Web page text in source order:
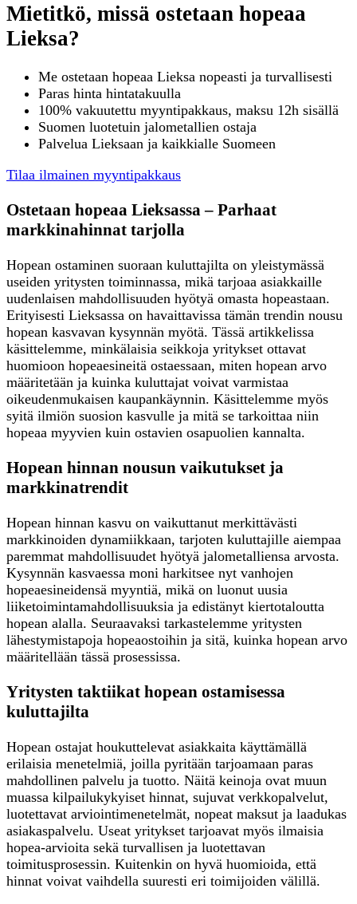
Mietitkö, missä ostetaan hopeaa
Lieksa?
Me ostetaan hopeaa Lieksa nopeasti ja turvallisesti
Paras hinta hintatakuulla
100% vakuutettu myyntipakkaus, maksu 12h sisällä
Suomen luotetuin jalometallien ostaja
Palvelua Lieksaan ja kaikkialle Suomeen
Tilaa ilmainen myyntipakkaus
Ostetaan hopeaa Lieksassa – Parhaat
markkinahinnat tarjolla
Hopean ostaminen suoraan kuluttajilta on yleistymässä
useiden yritysten toiminnassa, mikä tarjoaa asiakkaille
uudenlaisen mahdollisuuden hyötyä omasta hopeastaan.
Erityisesti Lieksassa on havaittavissa tämän trendin nousu
hopean kasvavan kysynnän myötä. Tässä artikkelissa
käsittelemme, minkälaisia seikkoja yritykset ottavat
huomioon hopeaesineitä ostaessaan, miten hopean arvo
määritetään ja kuinka kuluttajat voivat varmistaa
oikeudenmukaisen kaupankäynnin. Käsittelemme myös
syitä ilmiön suosion kasvulle ja mitä se tarkoittaa niin
hopeaa myyvien kuin ostavien osapuolien kannalta.
Hopean hinnan nousun vaikutukset ja
markkinatrendit
Hopean hinnan kasvu on vaikuttanut merkittävästi
markkinoiden dynamiikkaan, tarjoten kuluttajille aiempaa
paremmat mahdollisuudet hyötyä jalometalliensa arvosta.
Kysynnän kasvaessa moni harkitsee nyt vanhojen
hopeaesineidensä myyntiä, mikä on luonut uusia
liiketoimintamahdollisuuksia ja edistänyt kiertotaloutta
hopean alalla. Seuraavaksi tarkastelemme yritysten
lähestymistapoja hopeaostoihin ja sitä, kuinka hopean arvo
määritellään tässä prosessissa.
Yritysten taktiikat hopean ostamisessa
kuluttajilta
Hopean ostajat houkuttelevat asiakkaita käyttämällä
erilaisia menetelmiä, joilla pyritään tarjoamaan paras
mahdollinen palvelu ja tuotto. Näitä keinoja ovat muun
muassa kilpailukykyiset hinnat, sujuvat verkkopalvelut,
luotettavat arviointimenetelmät, nopeat maksut ja laadukas
asiakaspalvelu. Useat yritykset tarjoavat myös ilmaisia
hopea-arvioita sekä turvallisen ja luotettavan
toimitusprosessin. Kuitenkin on hyvä huomioida, että
hinnat voivat vaihdella suuresti eri toimijoiden välillä.